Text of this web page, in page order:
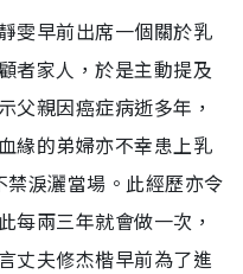
間
雯早前出席一個關於乳
者家人，於是主動提及
父親因癌症病逝多年，
緣的弟婦亦不幸患上乳
淚灑當場。此經歷亦令
每兩三年就會做一次，
丈夫修杰楷早前為了進